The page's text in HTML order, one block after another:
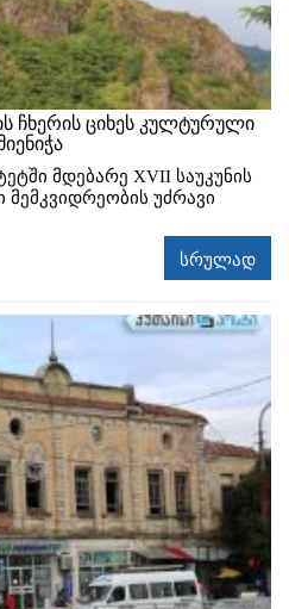
ჩხერის ციხეს კულტურული
მდებარე XVII საუკუნის
უძრავი
სრულად